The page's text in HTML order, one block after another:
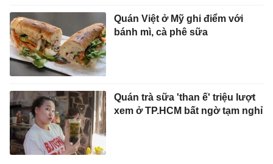
Quán Việt ở Mỹ ghi điểm với
bánh mì, cà phê sữa
Quán trà sữa 'than ế' triệu lượt
xem ở TP.HCM bất ngờ tạm nghỉ